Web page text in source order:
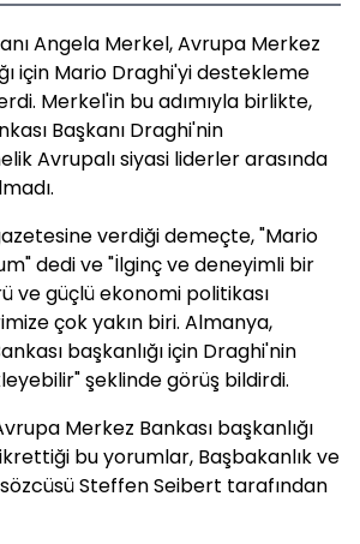
Angela Merkel, Avrupa Merkez
için Mario Draghi'yi destekleme
Merkel'in bu adımıyla birlikte,
Başkanı Draghi'nin
Avrupalı siyasi liderler arasında
verdiği demeçte, "Mario
dedi ve "İlginç ve deneyimli bir
ve güçlü ekonomi politikası
çok yakın biri. Almanya,
başkanlığı için Draghi'nin
şeklinde görüş bildirdi.
Merkez Bankası başkanlığı
bu yorumlar, Başbakanlık ve
Steffen Seibert tarafından